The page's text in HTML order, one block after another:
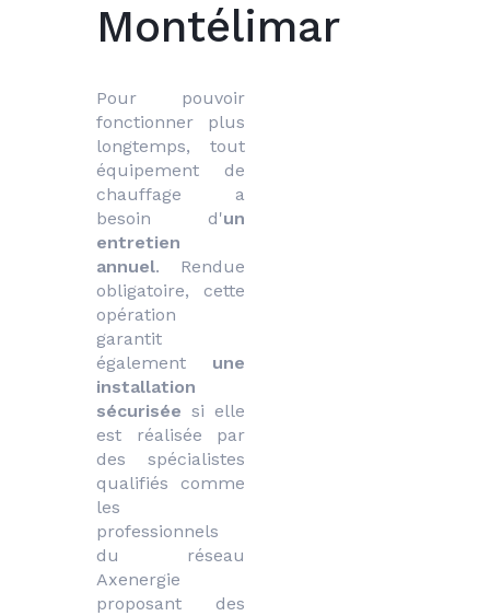
Montélimar
Pour pouvoir
fonctionner plus
longtemps, tout
équipement de
chauffage a
besoin d'un
entretien
annuel. Rendue
obligatoire, cette
opération
garantit
également une
installation
sécurisée si elle
est réalisée par
des spécialistes
qualifiés comme
les
professionnels
du réseau
Axenergie
proposant des